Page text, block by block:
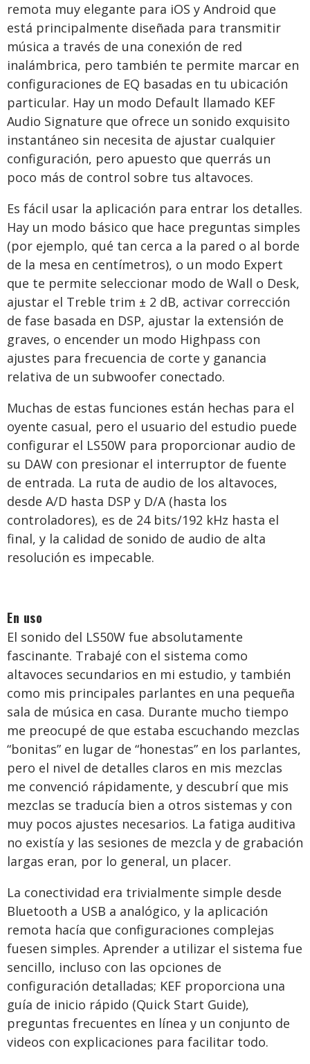
remota muy elegante para iOS y Android que
está principalmente diseñada para transmitir
música a través de una conexión de red
inalámbrica, pero también te permite marcar en
configuraciones de EQ basadas en tu ubicación
particular. Hay un modo Default llamado KEF
Audio Signature que ofrece un sonido exquisito
instantáneo sin necesita de ajustar cualquier
configuración, pero apuesto que querrás un
poco más de control sobre tus altavoces.
Es fácil usar la aplicación para entrar los detalles.
Hay un modo básico que hace preguntas simples
(por ejemplo, qué tan cerca a la pared o al borde
de la mesa en centímetros), o un modo Expert
que te permite seleccionar modo de Wall o Desk,
ajustar el Treble trim ± 2 dB, activar corrección
de fase basada en DSP, ajustar la extensión de
graves, o encender un modo Highpass con
ajustes para frecuencia de corte y ganancia
relativa de un subwoofer conectado.
Muchas de estas funciones están hechas para el
oyente casual, pero el usuario del estudio puede
configurar el LS50W para proporcionar audio de
su DAW con presionar el interruptor de fuente
de entrada. La ruta de audio de los altavoces,
desde A/D hasta DSP y D/A (hasta los
controladores), es de 24 bits/192 kHz hasta el
final, y la calidad de sonido de audio de alta
resolución es impecable.
En uso
El sonido del LS50W fue absolutamente
fascinante. Trabajé con el sistema como
altavoces secundarios en mi estudio, y también
como mis principales parlantes en una pequeña
sala de música en casa. Durante mucho tiempo
me preocupé de que estaba escuchando mezclas
“bonitas” en lugar de “honestas” en los parlantes,
pero el nivel de detalles claros en mis mezclas
me convenció rápidamente, y descubrí que mis
mezclas se traducía bien a otros sistemas y con
muy pocos ajustes necesarios. La fatiga auditiva
no existía y las sesiones de mezcla y de grabación
largas eran, por lo general, un placer.
La conectividad era trivialmente simple desde
Bluetooth a USB a analógico, y la aplicación
remota hacía que configuraciones complejas
fuesen simples. Aprender a utilizar el sistema fue
sencillo, incluso con las opciones de
configuración detalladas; KEF proporciona una
guía de inicio rápido (Quick Start Guide),
preguntas frecuentes en línea y un conjunto de
videos con explicaciones para facilitar todo.